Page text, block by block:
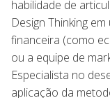
habilidade de
Design Thinking
financeira (como
ou a equipe de
Especialista no
aplicação da